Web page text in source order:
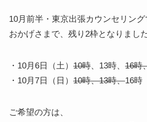
10月前半・東京出張カウンセリン
おかげさまで、残り2枠となりまし
・10月6日（土） 10時、13時、 16時
・10月7日（日） 10時、13時、16時
ご希望の方は、